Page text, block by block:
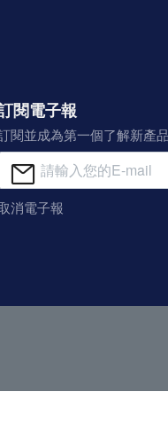
閱電子報
閱並成為第一個了解新產
消電子報